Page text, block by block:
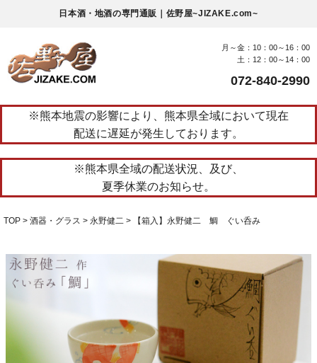
日本酒・地酒の専門通販｜佐野屋~JIZAKE.com~
月～金：10：00～16：00
土：12：00～14：00
072-840-2990
※熊本地震の影響により、熊本県全域において現在
配送に遅延が発生しております。
※熊本県全域の配送状況、及び、
夏季休業のお知らせ。
TOP 酒器・グラス 永野健二 【箱入】永野健二 鯛 ぐい呑み